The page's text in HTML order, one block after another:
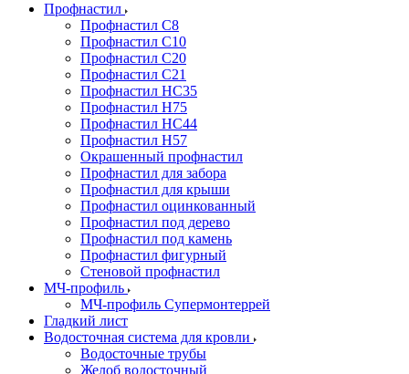
Профнастил
Профнастил С8
Профнастил С10
Профнастил С20
Профнастил С21
Профнастил НС35
Профнастил Н75
Профнастил HC44
Профнастил Н57
Окрашенный профнастил
Профнастил для забора
Профнастил для крыши
Профнастил оцинкованный
Профнастил под дерево
Профнастил под камень
Профнастил фигурный
Стеновой профнастил
МЧ-профиль
МЧ-профиль Супермонтеррей
Гладкий лист
Водосточная система для кровли
Водосточные трубы
Желоб водосточный